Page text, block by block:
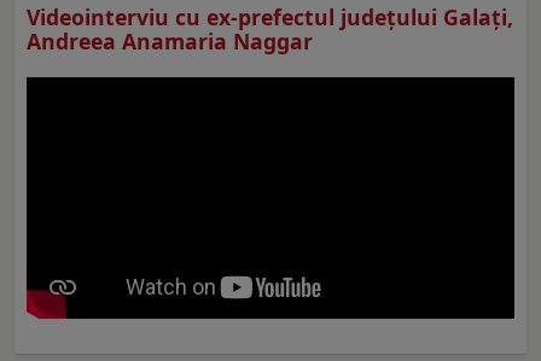
Videointerviu cu ex-prefectul judeţului Galaţi,
Andreea Anamaria Naggar